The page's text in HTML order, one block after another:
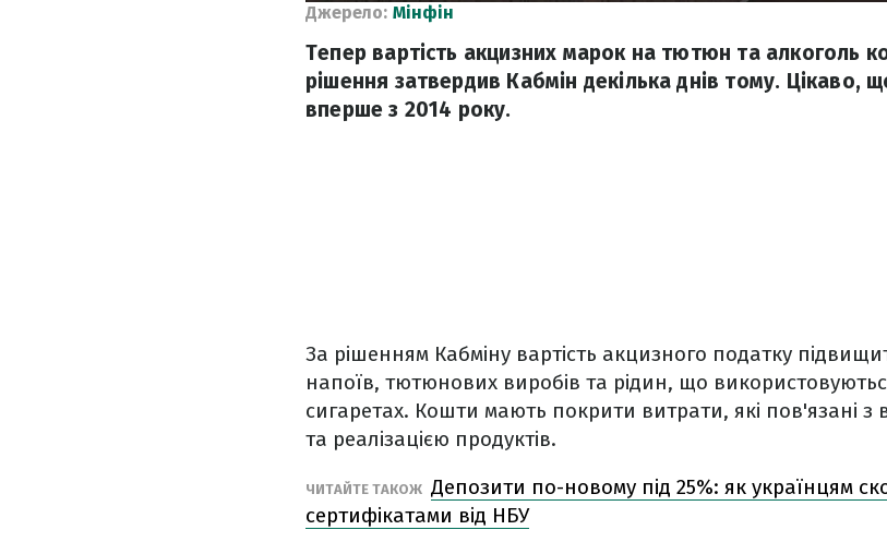
Джерело: Мінфін
Тепер вартість акцизних марок на тютюн та алкоголь
рішення затвердив Кабмін декілька днів тому. Цікаво,
вперше з 2014 року.
За рішенням Кабміну вартість акцизного податку
напоїв, тютюнових виробів та рідин, що
сигаретах. Кошти мають покрити витрати, які пов'язані
та реалізацією продуктів.
ЧИТАЙТЕ ТАКОЖ Депозити по-новому під 25%: як українцям
сертифікатами від НБУ